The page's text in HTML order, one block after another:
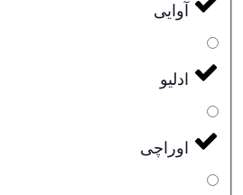
آوایی
ادلیو
اوراچی